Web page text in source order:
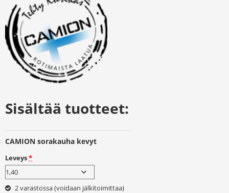
Sisältää tuotteet:
CAMION sorakauha kevyt
Leveys*
2 varastossa (voidaan jälkitoimittaa)